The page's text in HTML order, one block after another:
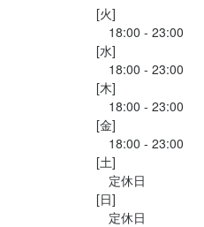
[火]
18:00 - 23:00
[水]
18:00 - 23:00
[木]
18:00 - 23:00
[金]
18:00 - 23:00
[土]
定休日
[日]
定休日